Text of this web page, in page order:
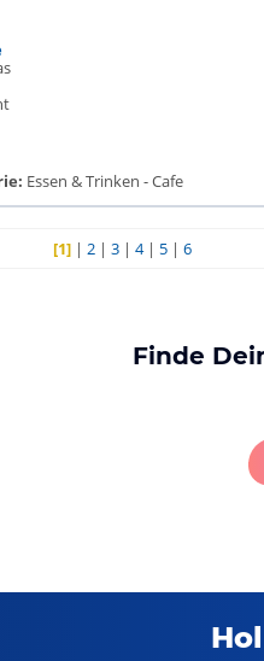
Essen & Trinken - Cafe
[1] |2 |3 |4| 5 |6
Finde